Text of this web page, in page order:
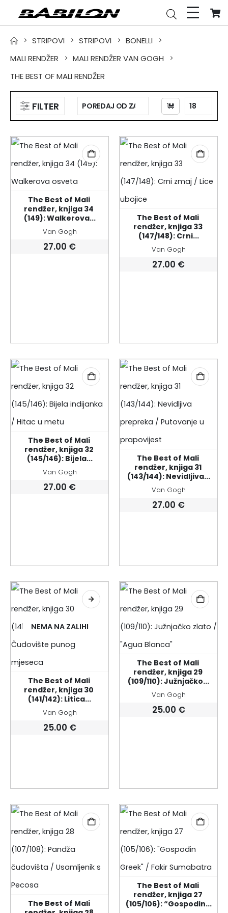
STRIPOVI STRIPOVI
BONELLI
MALI RENDŽER
MALI RENDŽER VAN GOGH
THE BEST OF MALI RENDŽER
FILTER
The Best of Mali
rendžer, knjiga 34
(149): Walkerova...
Van Gogh
27.00 €
The Best of Mali
rendžer, knjiga 33
(147/148): Crni...
Van Gogh
27.00 €
The Best of Mali
rendžer, knjiga 32
(145/146): Bijela...
Van Gogh
27.00 €
The Best of Mali
rendžer, knjiga 31
(143/144): Nevidljiva...
Van Gogh
27.00 €
NEMA NA ZALIHI
The Best of Mali
rendžer, knjiga 30
(141/142): Litica...
Van Gogh
25.00 €
The Best of Mali
rendžer, knjiga 29
(109/110): Južnjačko...
Van Gogh
25.00 €
The Best of Mali
The Best of Mali
rendžer, knjiga 27
(105/106): “Gospodin...